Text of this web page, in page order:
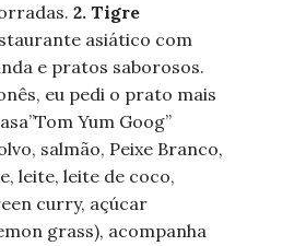
2. Tigre
asiático com
e pratos saborosos.
eu pedi o prato mais
Yum Goog”
salmão, Peixe Branco,
leite, leite de coco,
curry, açúcar
grass), acompanha